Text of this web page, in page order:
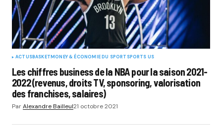
ACTUSBASKETMONEY & ÉCONOMIE DU SPORT SPORTS US
Les chiffres business de la NBA pour la saison 2021-
2022 (revenus, droits TV, sponsoring, valorisation
des franchises, salaires)
ParAlexandre Bailleul21 octobre 2021